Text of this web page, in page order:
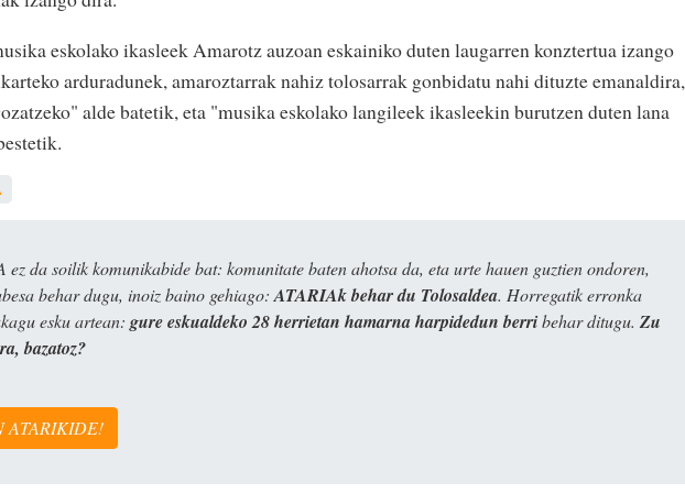
eskolako ikasleek Amarotz auzoan eskainiko duten laugarren konztertua izango
arduradunek, amaroztarrak nahiz tolosarrak gonbidatu nahi dituzte emanaldira,
alde batetik, eta "musika eskolako langileek ikasleekin burutzen duten lana
ez da soilik komunikabide bat: komunitate baten ahotsa da, eta urte hauen guztien ondoren,
behar dugu, inoiz baino gehiago: ATARIAk behar du Tolosaldea. Horregatik erronka
esku artean: gure eskualdeko 28 herrietan hamarna harpidedun berribehar ditugu. Zu
bazatoz?
ATARIKIDE!